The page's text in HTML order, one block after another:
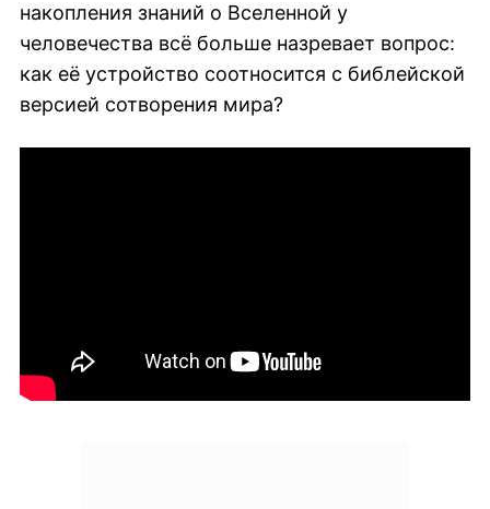
накопления знаний о Вселенной у
человечества всё больше назревает вопрос:
как её устройство соотносится с библейской
версией сотворения мира?